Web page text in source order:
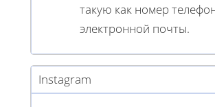
такую ​​как номер
электронной почты.
Instagram